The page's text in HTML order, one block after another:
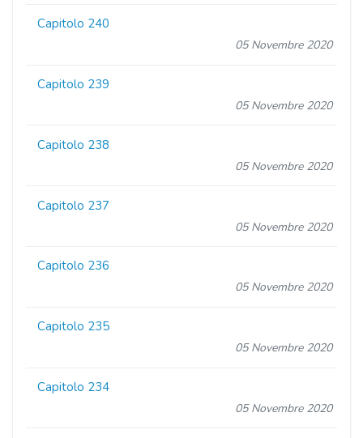
Capitolo 240
05 Novembre 2020
Capitolo 239
05 Novembre 2020
Capitolo 238
05 Novembre 2020
Capitolo 237
05 Novembre 2020
Capitolo 236
05 Novembre 2020
Capitolo 235
05 Novembre 2020
Capitolo 234
05 Novembre 2020